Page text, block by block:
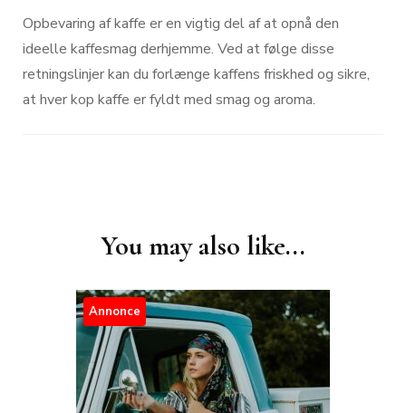
Opbevaring af kaffe er en vigtig del af at opnå den
ideelle kaffesmag derhjemme. Ved at følge disse
retningslinjer kan du forlænge kaffens friskhed og sikre,
at hver kop kaffe er fyldt med smag og aroma.
You may also like...
Annonce